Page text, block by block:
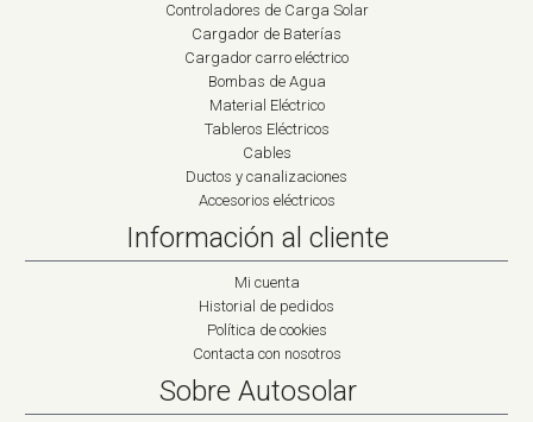
Controladores de Carga Solar
Cargador de Baterías
Cargador carro eléctrico
Bombas de Agua
Material Eléctrico
Tableros Eléctricos
Cables
Ductos y canalizaciones
Accesorios eléctricos
Información al cliente
Mi cuenta
Historial de pedidos
Política de cookies
Contacta con nosotros
Sobre Autosolar